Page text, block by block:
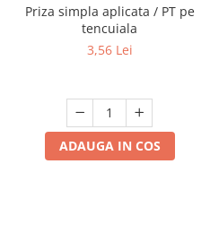
Priza simpla aplicata / PT pe
tencuiala
3,56 Lei
ADAUGA IN COS